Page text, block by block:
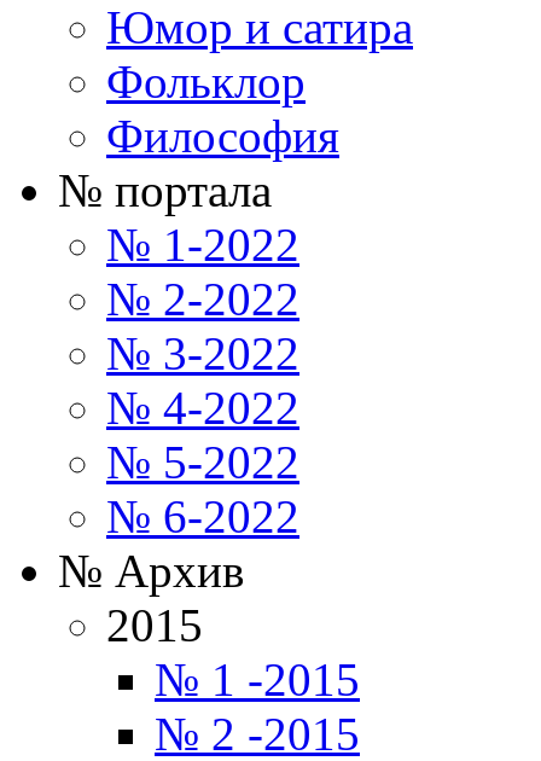
Юмор и сатира
Фольклор
Философия
№ портала
№ 1-2022
№ 2-2022
№ 3-2022
№ 4-2022
№ 5-2022
№ 6-2022
№ Архив
2015
№ 1 -2015
№ 2 -2015